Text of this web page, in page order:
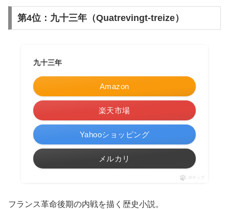
第4位：九十三年（Quatrevingt-treize）
九十三年
Amazon
楽天市場
Yahooショッピング
メルカリ
ポチップ
フランス革命後期の内戦を描く歴史小説。